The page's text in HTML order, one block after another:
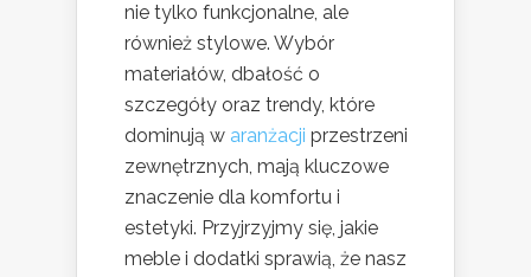
nie tylko funkcjonalne, ale
również stylowe. Wybór
materiałów, dbałość o
szczegóły oraz trendy, które
dominują w aranżacji przestrzeni
zewnętrznych, mają kluczowe
znaczenie dla komfortu i
estetyki. Przyjrzyjmy się, jakie
meble i dodatki sprawią, że nasz